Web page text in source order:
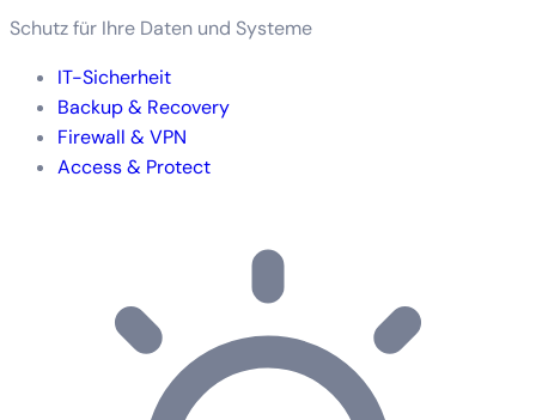
Schutz für Ihre Daten und Systeme
IT-Sicherheit
Backup & Recovery
Firewall & VPN
Access & Protect